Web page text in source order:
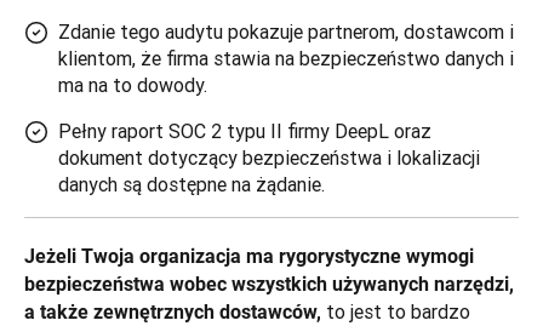
Zdanie tego audytu pokazuje partnerom, dostawcom i
klientom, że firma stawia na bezpieczeństwo danych i
ma na to dowody.
Pełny raport SOC 2 typu II firmy DeepL oraz
dokument dotyczący bezpieczeństwa i lokalizacji
danych są dostępne na żądanie.
Jeżeli Twoja organizacja ma rygorystyczne wymogi
bezpieczeństwa wobec wszystkich używanych narzędzi,
a także zewnętrznych dostawców, to jest to bardzo